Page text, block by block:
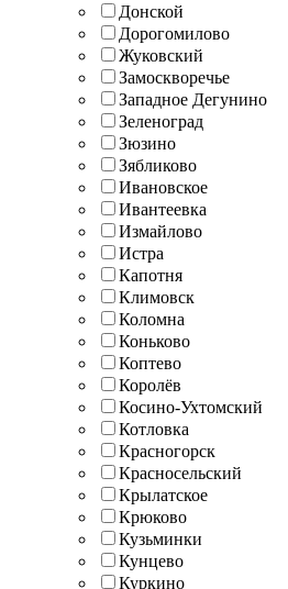
Донской
Дорогомилово
Жуковский
Замоскворечье
Западное Дегунино
Зеленоград
Зюзино
Зябликово
Ивановское
Ивантеевка
Измайлово
Истра
Капотня
Климовск
Коломна
Коньково
Коптево
Королёв
Косино-Ухтомский
Котловка
Красногорск
Красносельский
Крылатское
Крюково
Кузьминки
Кунцево
Куркино